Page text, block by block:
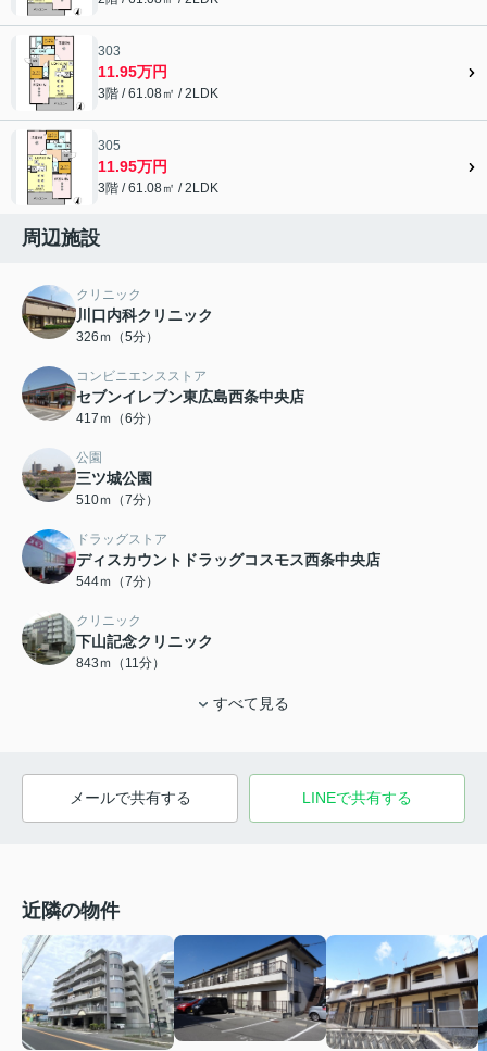
303
11.95万円
3階 / 61.08㎡ / 2LDK
305
11.95万円
3階 / 61.08㎡ / 2LDK
周辺施設
クリニック
川口内科クリニック
326ｍ（5分）
コンビニエンスストア
セブンイレブン東広島西条中央店
417ｍ（6分）
公園
三ツ城公園
510ｍ（7分）
ドラッグストア
ディスカウントドラッグコスモス西条中央店
544ｍ（7分）
クリニック
下山記念クリニック
843ｍ（11分）
すべて見る
メールで共有する LINEで共有する
近隣の物件